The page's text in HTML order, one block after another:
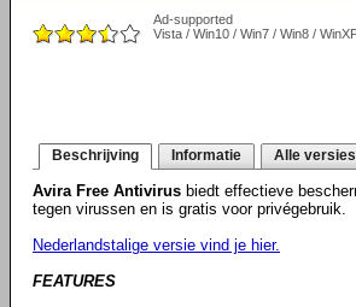
Ad-supported
Vista / Win10 / Win7 / Win8 /
Beschrijving Informatie Alle versies
Avira Free Antivirus biedt effectieve
tegen virussen en is gratis voor privégebruik.
Nederlandstalige versie vind je hier.
FEATURES